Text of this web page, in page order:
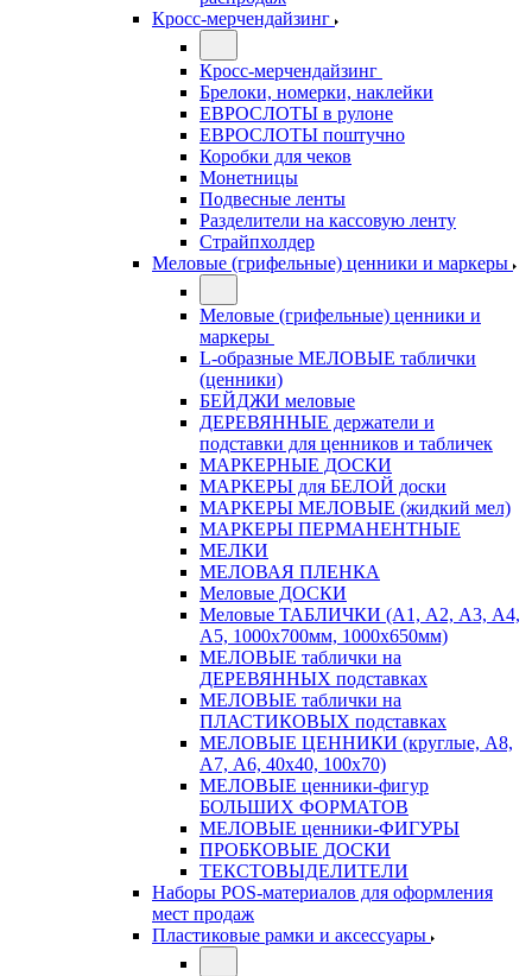
Кросс-мерчендайзинг
Кросс-мерчендайзинг
Брелоки, номерки, наклейки
ЕВРОСЛОТЫ в рулоне
ЕВРОСЛОТЫ поштучно
Коробки для чеков
Монетницы
Подвесные ленты
Разделители на кассовую ленту
Страйпхолдер
Меловые (грифельные) ценники и маркеры
Меловые (грифельные) ценники и
маркеры
L-образные МЕЛОВЫЕ таблички
(ценники)
БЕЙДЖИ меловые
ДЕРЕВЯННЫЕ держатели и
подставки для ценников и табличек
МАРКЕРНЫЕ ДОСКИ
МАРКЕРЫ для БЕЛОЙ доски
МАРКЕРЫ МЕЛОВЫЕ (жидкий мел)
МАРКЕРЫ ПЕРМАНЕНТНЫЕ
МЕЛКИ
МЕЛОВАЯ ПЛЕНКА
Меловые ДОСКИ
Меловые ТАБЛИЧКИ (А1, А2, А3, А4,
А5, 1000х700мм, 1000х650мм)
МЕЛОВЫЕ таблички на
ДЕРЕВЯННЫХ подставках
МЕЛОВЫЕ таблички на
ПЛАСТИКОВЫХ подставках
МЕЛОВЫЕ ЦЕННИКИ (круглые, А8,
А7, А6, 40х40, 100х70)
МЕЛОВЫЕ ценники-фигур
БОЛЬШИХ ФОРМАТОВ
МЕЛОВЫЕ ценники-ФИГУРЫ
ПРОБКОВЫЕ ДОСКИ
ТЕКСТОВЫДЕЛИТЕЛИ
Наборы POS-материалов для оформления
мест продаж
Пластиковые рамки и аксессуары